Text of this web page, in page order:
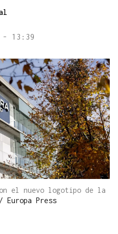
- 13:39
el nuevo logotipo de la
Europa Press